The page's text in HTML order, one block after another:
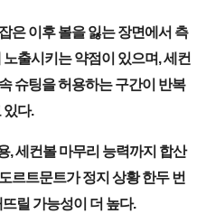
은 이후 볼을 잃는 장면에서 측
출시키는 약점이 있으며, 세컨
슈팅을 허용하는 구간이 반복
있다.
, 세컨볼 마무리 능력까지 합산
르트문트가 정지 상황 한두 번
릴 가능성이 더 높다.